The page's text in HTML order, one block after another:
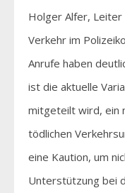
Holger Alfer,
Verkehr im
Anrufe haben
ist die aktuelle
mitgeteilt wird, ein
tödlichen
eine Kaution, um
Unterstützung bei